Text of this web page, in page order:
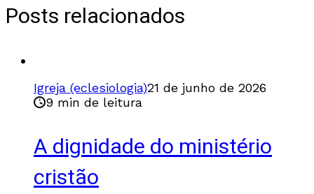
Posts relacionados
Igreja (eclesiologia)21 de junho de 2026
9 min de leitura
A dignidade do ministério
cristão